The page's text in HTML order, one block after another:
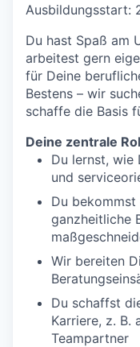
Ausbildungsstart:
Du hast Spaß am
arbeitest gern
für Deine
Bestens – wir
schaffe die Basis
Deine zentrale
Du lernst, wie
und
Du
ganzheitliche
Wir bereiten
Du schaffst
Karriere, z. B.
Teampartner